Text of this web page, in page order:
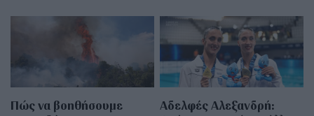
Πώς να βοηθήσουμε
Αδελφές Αλεξανδρή: